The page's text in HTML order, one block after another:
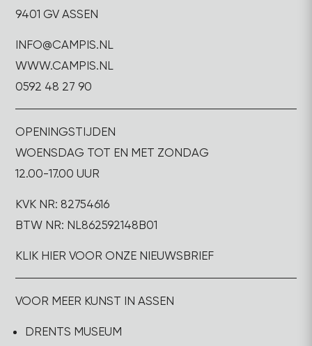
9401 GV ASSEN
INFO@CAMPIS.NL
WWW.CAMPIS.NL
0592 48 27 90
OPENINGSTIJDEN
WOENSDAG TOT EN MET ZONDAG
12.00-17.00 UUR
KVK NR: 82754616
BTW NR: NL862592148B01
KLIK HIER VOOR ONZE NIEUWSBRIEF
VOOR MEER KUNST IN ASSEN
DRENTS MUSEUM